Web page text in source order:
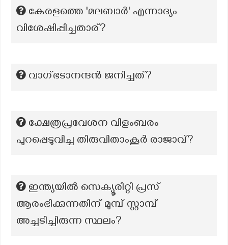
കേരളത്തെ 'മലബാര്‍' എന്നാദ്യം
വിശേഷിപ്പിച്ചതാര്?
വാഗ്ഭടാനന്ദന്‍ ജനിച്ചത്?
ക്ഷേത്രപ്രവേശന വിളംബരം
പുറപ്പെടുവിച്ച തിരുവിതാംകൂർ രാജാവ്?
ഇന്ത്യയിൽ സെക്യൂരിറ്റി പ്രസ്
ആരംഭിക്കുന്നതിന് മുമ്പ് സ്റ്റാമ്പ്
അച്ചടിച്ചിരുന്ന സ്ഥലം?